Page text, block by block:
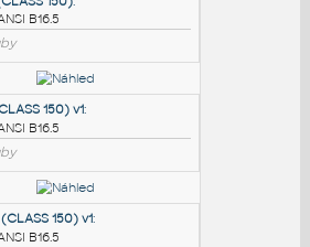
PODOBNÉ BLOKY:
1.5 (CLASS 150)
ANSI B16.5